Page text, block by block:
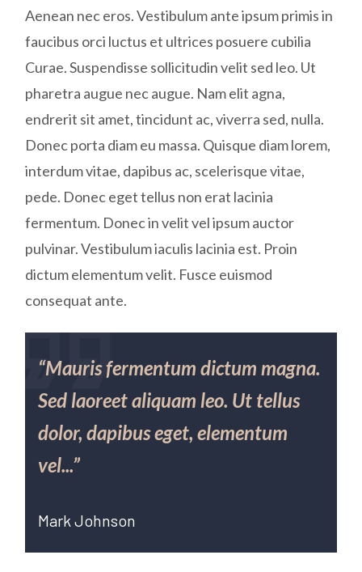
Aenean nec eros. Vestibulum ante ipsum primis in
faucibus orci luctus et ultrices posuere cubilia
Curae. Suspendisse sollicitudin velit sed leo. Ut
pharetra augue nec augue. Nam elit agna,
endrerit sit amet, tincidunt ac, viverra sed, nulla.
Donec porta diam eu massa. Quisque diam lorem,
interdum vitae, dapibus ac, scelerisque vitae,
pede. Donec eget tellus non erat lacinia
fermentum. Donec in velit vel ipsum auctor
pulvinar. Vestibulum iaculis lacinia est. Proin
dictum elementum velit. Fusce euismod
consequat ante.
“Mauris fermentum dictum magna.
Sed laoreet aliquam leo. Ut tellus
dolor, dapibus eget, elementum
vel...”
Mark Johnson